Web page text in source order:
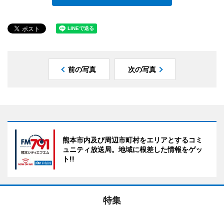
前の写真 次の写真
熊本市内及び周辺市町村をエリアとするコミ
ュニティ放送局。地域に根差した情報をゲッ
ト!!
特集